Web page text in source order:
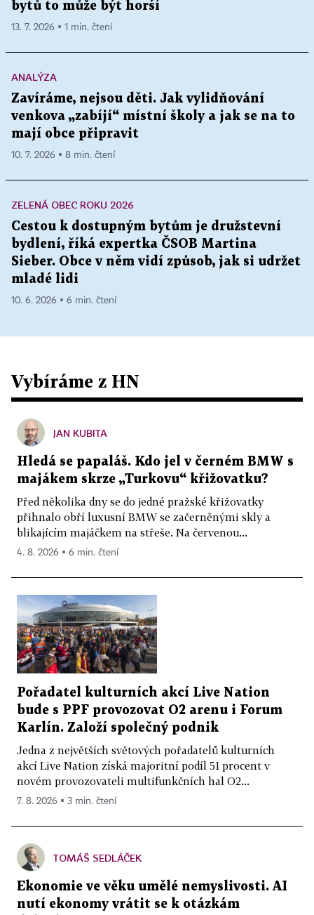
bytů to může být horší
13. 7. 2026 ▪ 1 min. čtení
ANALÝZA
Zavíráme, nejsou děti. Jak vylidňování
venkova „zabíjí“ místní školy a jak se na to
mají obce připravit
10. 7. 2026 ▪ 8 min. čtení
ZELENÁ OBEC ROKU 2026
Cestou k dostupným bytům je družstevní
bydlení, říká expertka ČSOB Martina
Sieber. Obce v něm vidí způsob, jak si udržet
mladé lidi
10. 6. 2026 ▪ 6 min. čtení
Vybíráme z HN
JAN KUBITA
Hledá se papaláš. Kdo jel v černém BMW s
majákem skrze „Turkovu“ křižovatku?
Před několika dny se do jedné pražské křižovatky
přihnalo obří luxusní BMW se začerněnými skly a
blikajícím majáčkem na střeše. Na červenou...
4. 8. 2026 ▪ 6 min. čtení
Pořadatel kulturních akcí Live Nation
bude s PPF provozovat O2 arenu i Forum
Karlín. Založí společný podnik
Jedna z největších světových pořadatelů kulturních
akcí Live Nation získá majoritní podíl 51 procent v
novém provozovateli multifunkčních hal O2...
7. 8. 2026 ▪ 3 min. čtení
TOMÁŠ SEDLÁČEK
Ekonomie ve věku umělé nemyslivosti. AI
nutí ekonomy vrátit se k otázkám